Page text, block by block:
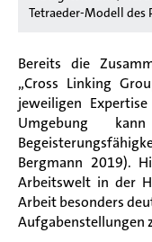
Tetraeder-Modell des
Bereits die
„Cross Linking
jeweiligen
Umgebung
Bergmann 2019).
Arbeitswelt in der
Arbeit besonders
Aufgabenstellungen